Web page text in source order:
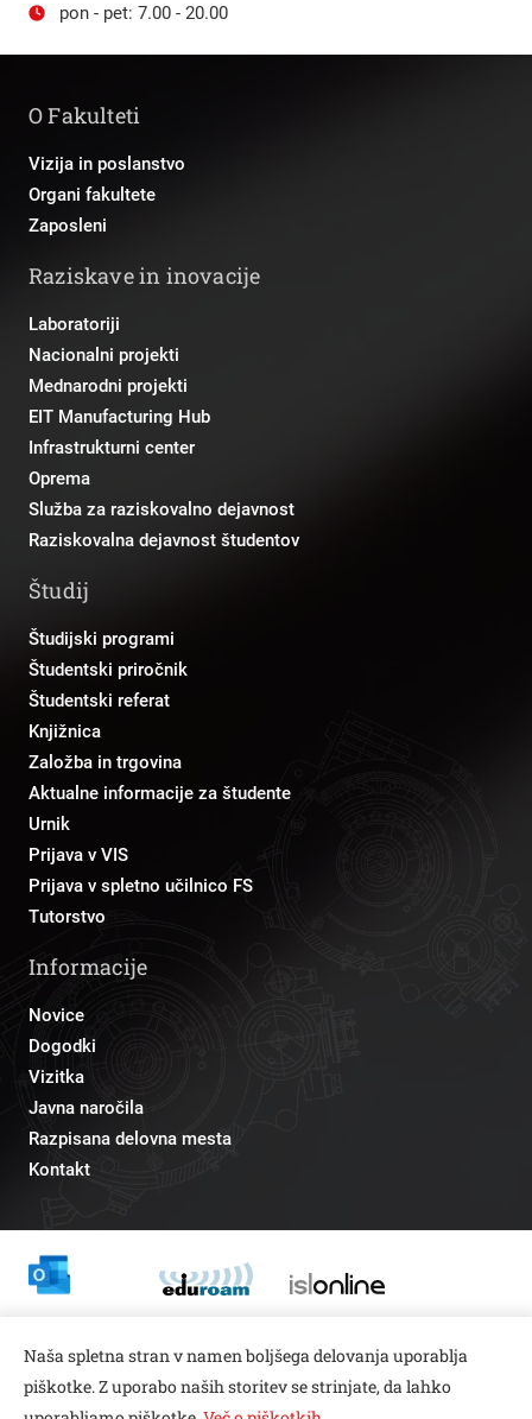
pon - pet: 7.00 - 20.00
O Fakulteti
Vizija in poslanstvo
Organi fakultete
Zaposleni
Raziskave in inovacije
Laboratoriji
Nacionalni projekti
Mednarodni projekti
EIT Manufacturing Hub
Infrastrukturni center
Oprema
Služba za raziskovalno dejavnost
Raziskovalna dejavnost študentov
Študij
Študijski programi
Študentski priročnik
Študentski referat
Knjižnica
Založba in trgovina
Aktualne informacije za študente
Urnik
Prijava v VIS
Prijava v spletno učilnico FS
Tutorstvo
Informacije
Novice
Dogodki
Vizitka
Javna naročila
Razpisana delovna mesta
Kontakt
pr@fs.uni-lj.si
Naša spletna stran v namen boljšega delovanja uporablja
piškotke. Z uporabo naših storitev se strinjate, da lahko